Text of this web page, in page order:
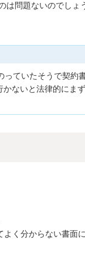
は問題ないのでしょ
っていたそうで契約
ないと法律的にま
く分からない書面